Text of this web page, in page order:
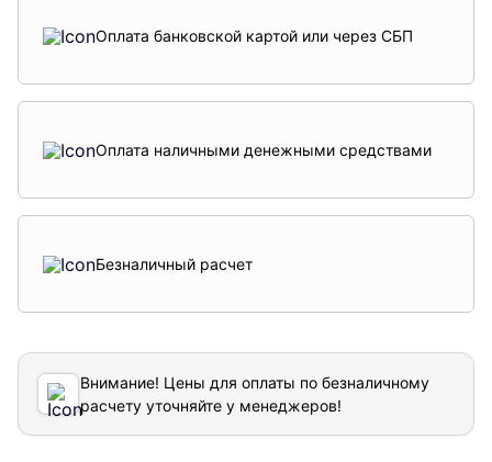
Оплата банковской картой или через СБП
Оплата наличными денежными средствами
Безналичный расчет
Внимание! Цены для оплаты по безналичному
расчету уточняйте у менеджеров!